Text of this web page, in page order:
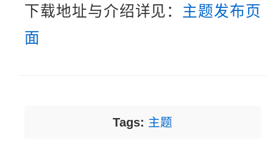
下载地址与介绍详见： 主题发布页
面
Tags: 主题